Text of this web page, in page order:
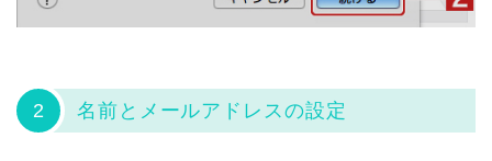
2 名前とメールアドレスの設定